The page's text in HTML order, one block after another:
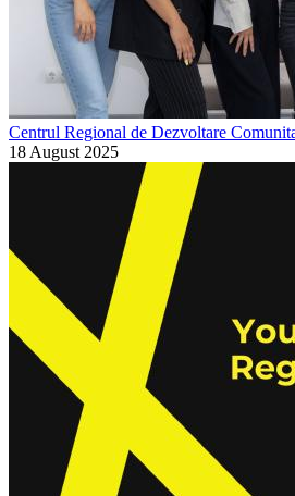
Centrul Regional de Dezvoltare
18 August 2025